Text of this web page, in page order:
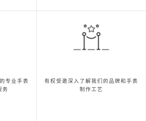
专业手表
务
有权受邀深入了解我们的品牌和手表
制作工艺